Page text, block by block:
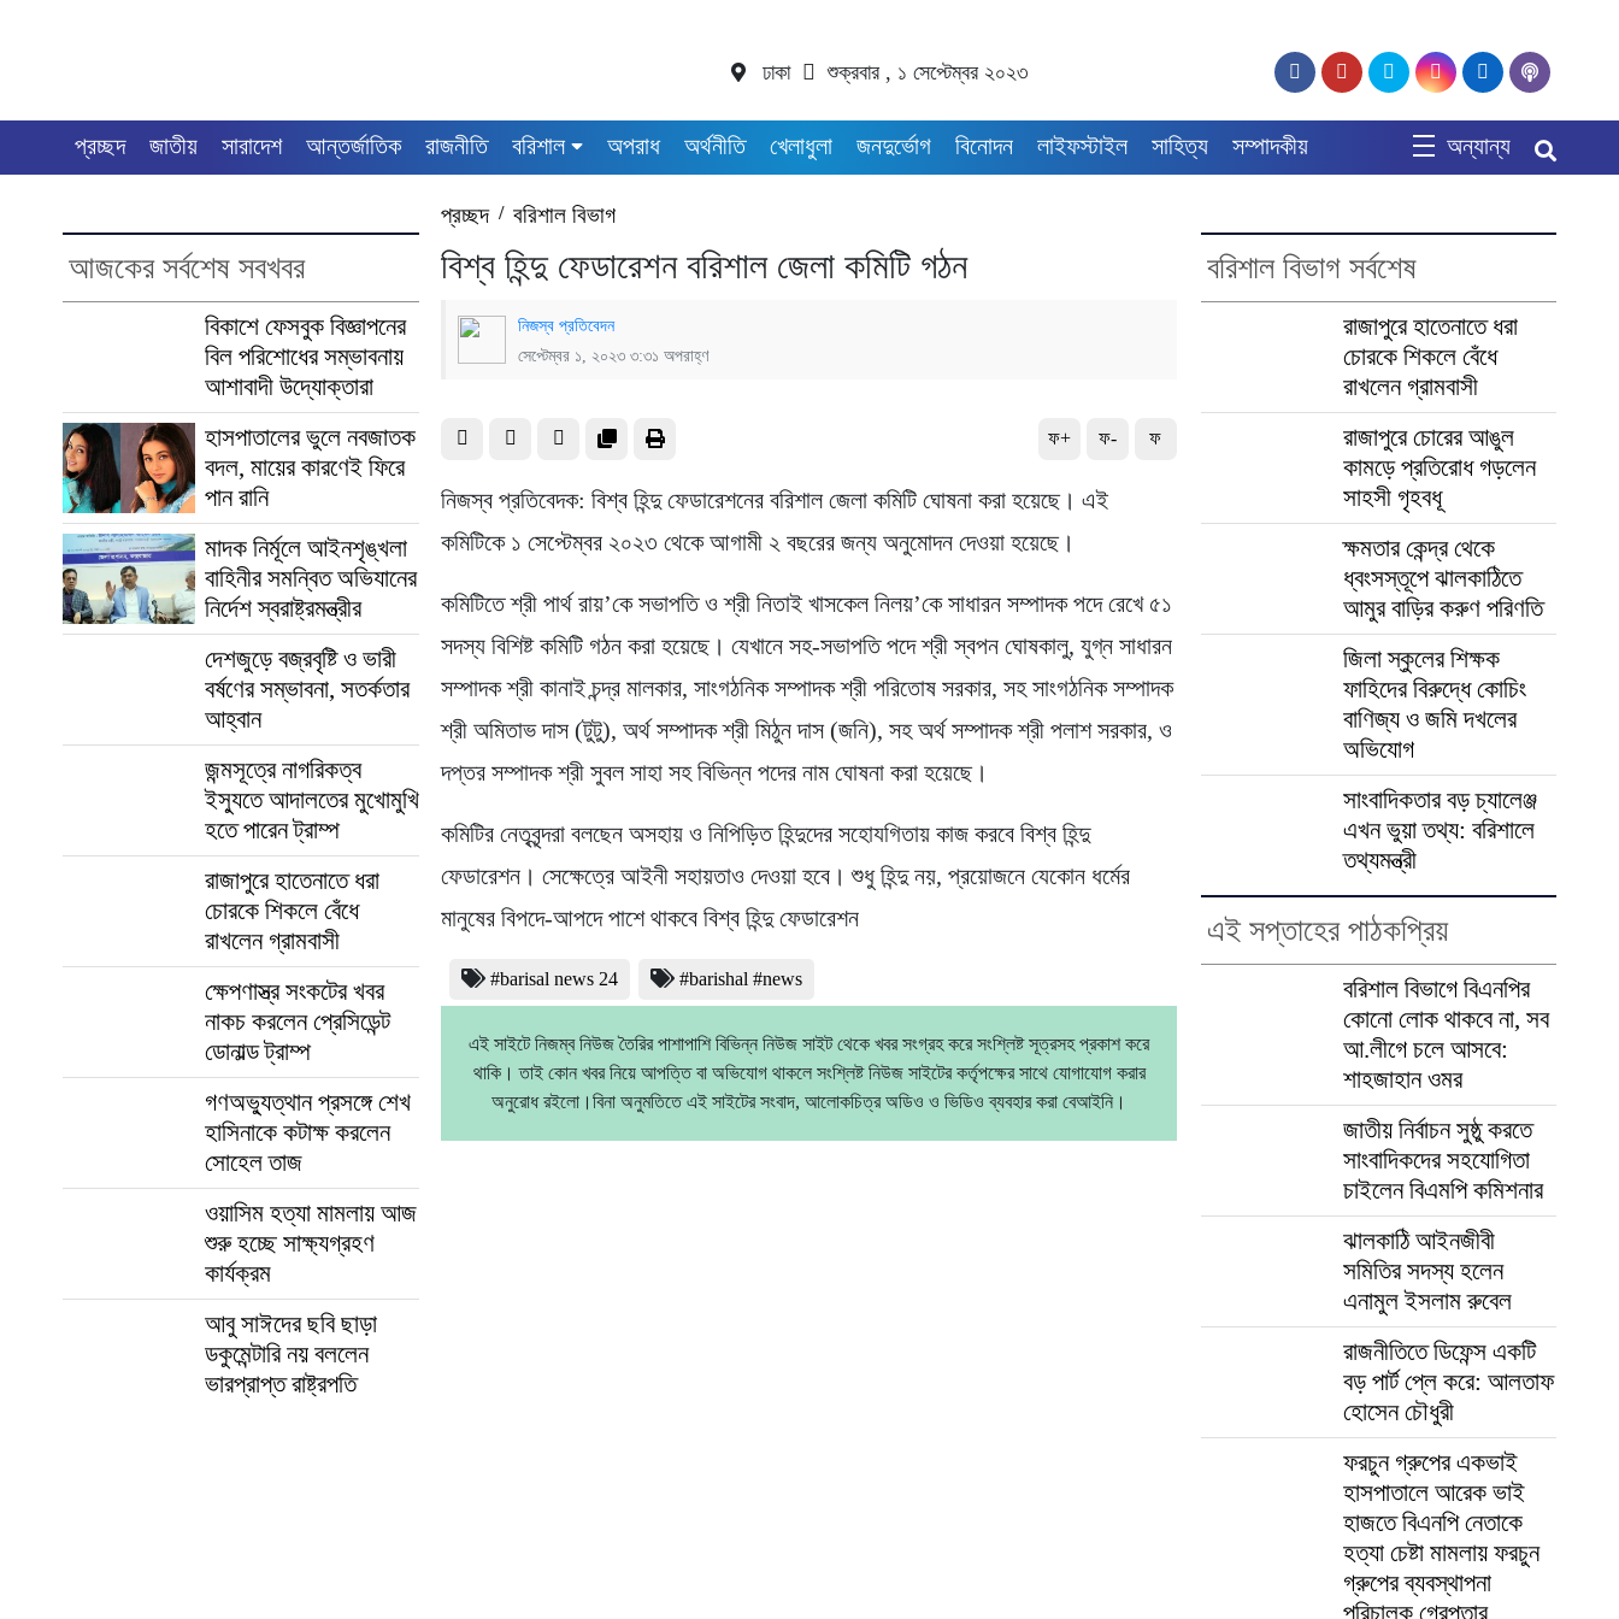
ঢাকা শুক্রবার , ১ সেপ্টেম্বর ২০২৩
প্রচ্ছদ জাতীয় সারাদেশ আন্তর্জাতিক রাজনীতি বরিশাল অপরাধ অর্থনীতি খেলাধুলা জনদুর্ভোগ বিনোদন লাইফস্টাইল সাহিত্য সম্পাদকীয় অন্যান্য
আজকের সর্বশেষ সবখবর
বিকাশে ফেসবুক বিজ্ঞাপনের
বিল পরিশোধের সম্ভাবনায়
আশাবাদী উদ্যোক্তারা
হাসপাতালের ভুলে নবজাতক
বদল, মায়ের কারণেই ফিরে
পান রানি
মাদক নির্মূলে আইনশৃঙ্খলা
বাহিনীর সমন্বিত অভিযানের
নির্দেশ স্বরাষ্ট্রমন্ত্রীর
দেশজুড়ে বজ্রবৃষ্টি ও ভারী
বর্ষণের সম্ভাবনা, সতর্কতার
আহ্বান
জন্মসূত্রে নাগরিকত্ব
ইস্যুতে আদালতের মুখোমুখি
হতে পারেন ট্রাম্প
রাজাপুরে হাতেনাতে ধরা
চোরকে শিকলে বেঁধে
রাখলেন গ্রামবাসী
ক্ষেপণাস্ত্র সংকটের খবর
নাকচ করলেন প্রেসিডেন্ট
ডোনাল্ড ট্রাম্প
গণঅভ্যুত্থান প্রসঙ্গে শেখ
হাসিনাকে কটাক্ষ করলেন
সোহেল তাজ
ওয়াসিম হত্যা মামলায় আজ
শুরু হচ্ছে সাক্ষ্যগ্রহণ
কার্যক্রম
আবু সাঈদের ছবি ছাড়া
ডকুমেন্টারি নয় বললেন
ভারপ্রাপ্ত রাষ্ট্রপতি
প্রচ্ছদ/বরিশাল বিভাগ
বিশ্ব হিন্দু ফেডারেশন বরিশাল জেলা কমিটি গঠন
নিজস্ব প্রতিবেদন
সেপ্টেম্বর ১, ২০২৩ ৩:৩১ অপরাহ্ণ
ফ+ ফ- ফ
নিজস্ব প্রতিবেদক: বিশ্ব হিন্দু ফেডারেশনের বরিশাল জেলা কমিটি ঘোষনা করা হয়েছে। এই
কমিটিকে ১ সেপ্টেম্বর ২০২৩ থেকে আগামী ২ বছরের জন্য অনুমোদন দেওয়া হয়েছে।
কমিটিতে শ্রী পার্থ রায়’কে সভাপতি ও শ্রী নিতাই খাসকেল নিলয়’কে সাধারন সম্পাদক পদে রেখে ৫১
সদস্য বিশিষ্ট কমিটি গঠন করা হয়েছে। যেখানে সহ-সভাপতি পদে শ্রী স্বপন ঘোষকালু, যুগ্ন সাধারন
সম্পাদক শ্রী কানাই চন্দ্র মালকার, সাংগঠনিক সম্পাদক শ্রী পরিতোষ সরকার, সহ সাংগঠনিক সম্পাদক
শ্রী অমিতাভ দাস (টুটু), অর্থ সম্পাদক শ্রী মিঠুন দাস (জনি), সহ অর্থ সম্পাদক শ্রী পলাশ সরকার, ও
দপ্তর সম্পাদক শ্রী সুবল সাহা সহ বিভিন্ন পদের নাম ঘোষনা করা হয়েছে।
কমিটির নেতৃবৃন্দরা বলছেন অসহায় ও নিপিড়িত হিন্দুদের সহোযগিতায় কাজ করবে বিশ্ব হিন্দু
ফেডারেশন। সেক্ষেত্রে আইনী সহায়তাও দেওয়া হবে। শুধু হিন্দু নয়, প্রয়োজনে যেকোন ধর্মের
মানুষের বিপদে-আপদে পাশে থাকবে বিশ্ব হিন্দু ফেডারেশন
#barisal news 24 #barishal #news
এই সাইটে নিজম্ব নিউজ তৈরির পাশাপাশি বিভিন্ন নিউজ সাইট থেকে খবর সংগ্রহ করে সংশ্লিষ্ট সূত্রসহ প্রকাশ করে
থাকি। তাই কোন খবর নিয়ে আপত্তি বা অভিযোগ থাকলে সংশ্লিষ্ট নিউজ সাইটের কর্তৃপক্ষের সাথে যোগাযোগ করার
অনুরোধ রইলো।বিনা অনুমতিতে এই সাইটের সংবাদ, আলোকচিত্র অডিও ও ভিডিও ব্যবহার করা বেআইনি।
বরিশাল বিভাগ সর্বশেষ
রাজাপুরে হাতেনাতে ধরা
চোরকে শিকলে বেঁধে
রাখলেন গ্রামবাসী
রাজাপুরে চোরের আঙুল
কামড়ে প্রতিরোধ গড়লেন
সাহসী গৃহবধূ
ক্ষমতার কেন্দ্র থেকে
ধ্বংসস্তূপে ঝালকাঠিতে
আমুর বাড়ির করুণ পরিণতি
জিলা স্কুলের শিক্ষক
ফাহিদের বিরুদ্ধে কোচিং
বাণিজ্য ও জমি দখলের
অভিযোগ
সাংবাদিকতার বড় চ্যালেঞ্জ
এখন ভুয়া তথ্য: বরিশালে
তথ্যমন্ত্রী
এই সপ্তাহের পাঠকপ্রিয়
বরিশাল বিভাগে বিএনপির
কোনো লোক থাকবে না, সব
আ.লীগে চলে আসবে:
শাহজাহান ওমর
জাতীয় নির্বাচন সুষ্ঠু করতে
সাংবাদিকদের সহযোগিতা
চাইলেন বিএমপি কমিশনার
ঝালকাঠি আইনজীবী
সমিতির সদস্য হলেন
এনামুল ইসলাম রুবেল
রাজনীতিতে ডিফেন্স একটি
বড় পার্ট প্লে করে: আলতাফ
হোসেন চৌধুরী
ফরচুন গ্রুপের একভাই
হাসপাতালে আরেক ভাই
হাজতে বিএনপি নেতাকে
হত্যা চেষ্টা মামলায় ফরচুন
গ্রুপের ব্যবস্থাপনা
পরিচালক গ্রেপ্তার